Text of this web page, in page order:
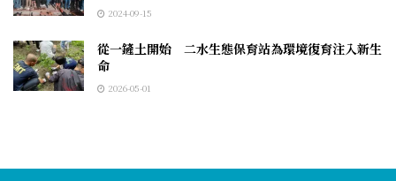
2024-09-15
從一鏟土開始 二水生態保育站為環境復育注入新生
命
2026-05-01